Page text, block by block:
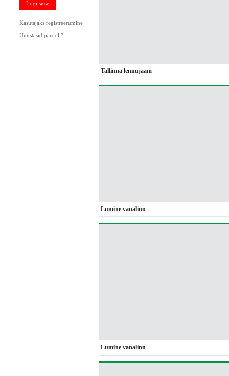
Logi sisse
Kasutajaks registreerumine
Unustasid parooli?
Tallinna lennujaam
Lumine vanalinn
Lumine vanalinn